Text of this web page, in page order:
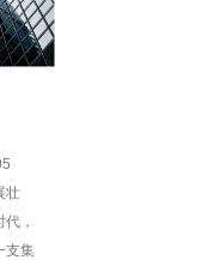
壮
，
支集